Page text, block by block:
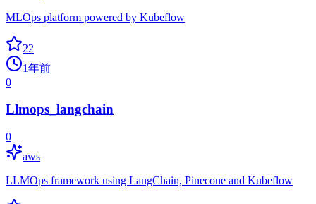
MLOps platform powered by Kubeflow
22
1年前
0
Llmops_langchain
0
aws
LLMOps framework using LangChain, Pinecone and Kubeflow